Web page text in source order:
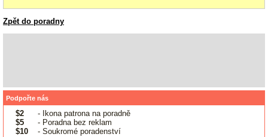
Zpět do poradny
Podpořte nás
$2
- Ikona patrona na poradně
$5
- Poradna bez reklam
$10
- Soukromé poradenství